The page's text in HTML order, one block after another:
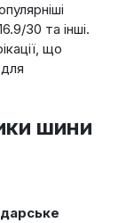
30 та інші.
що
шини